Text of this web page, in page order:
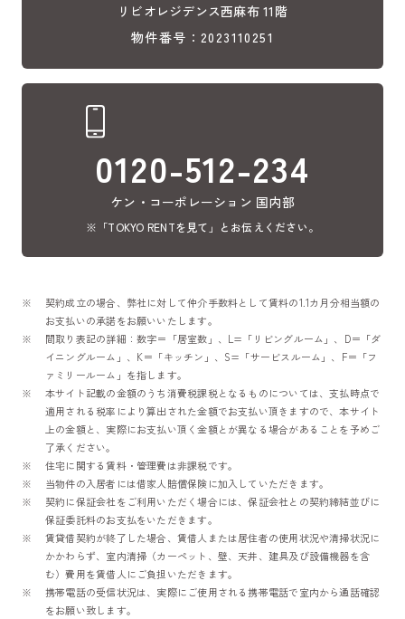
リビオレジデンス西麻布 11階
物件番号：2023110251
0120-512-234
ケン・コーポレーション 国内部
※「TOKYO RENTを見て」とお伝えください。
契約成立の場合、弊社に対して仲介手数料として賃料の1.1カ月分相当額の
お支払いの承諾をお願いいたします。
間取り表記の詳細：数字＝「居室数」、L=「リビングルーム」、D＝「ダ
イニングルーム」、K＝「キッチン」、S=「サービスルーム」、F＝「フ
ァミリールーム」を指します。
本サイト記載の金額のうち消費税課税となるものについては、支払時点で
適用される税率により算出された金額でお支払い頂きますので、本サイト
上の金額と、実際にお支払い頂く金額とが異なる場合があることを予めご
了承ください。
住宅に関する賃料・管理費は非課税です。
当物件の入居者には借家人賠償保険に加入していただきます。
契約に保証会社をご利用いただく場合には、保証会社との契約締結並びに
保証委託料のお支払をいただきます。
賃貸借契約が終了した場合、賃借人または居住者の使用状況や清掃状況に
かかわらず、室内清掃（カーペット、壁、天井、建具及び設備機器を含
む）費用を賃借人にご負担いただきます。
携帯電話の受信状況は、実際にご使用される携帯電話で室内から通話確認
をお願い致します。